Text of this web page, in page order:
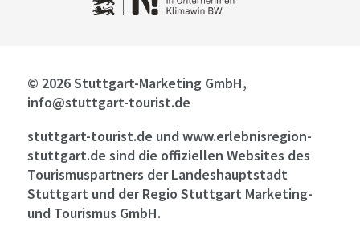
© 2026 Stuttgart-Marketing GmbH,
info@stuttgart-tourist.de
stuttgart-tourist.de und www.erlebnisregion-
stuttgart.de sind die offiziellen Websites des
Tourismuspartners der Landeshauptstadt
Stuttgart und der Regio Stuttgart Marketing-
und Tourismus GmbH.